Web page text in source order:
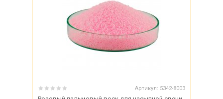
Артикул: 5342-8003